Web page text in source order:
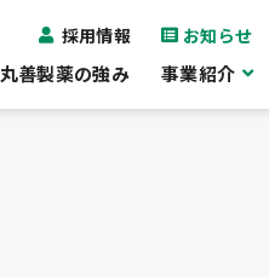
採用情報 お知らせ
丸善製薬の強み 事業紹介